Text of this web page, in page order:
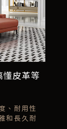
懂皮革等
、耐用性
和長久耐